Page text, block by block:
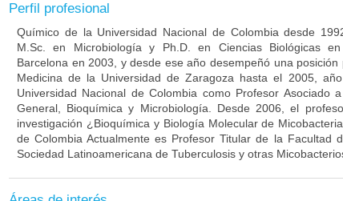
Perfil profesional
Químico de la Universidad Nacional de Colombia desde
M.Sc. en Microbiología y Ph.D. en Ciencias Biológicas
Barcelona en 2003, y desde ese año desempeñó una
Medicina de la Universidad de Zaragoza hasta el 2005,
Universidad Nacional de Colombia como Profesor Asociado
General, Bioquímica y Microbiología. Desde 2006, el
investigación ¿Bioquímica y Biología Molecular de
de Colombia Actualmente es Profesor Titular de la Facultad
Sociedad Latinoamericana de Tuberculosis y otras